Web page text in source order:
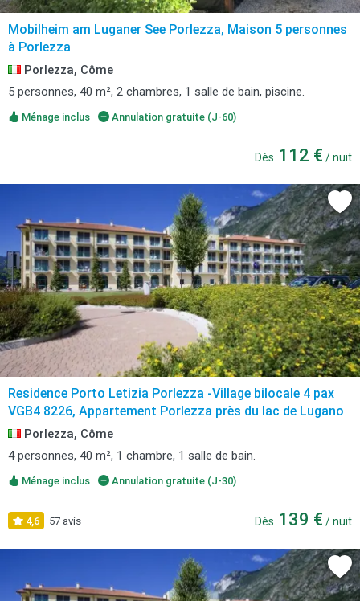
Mobilheim am Luganer See Porlezza, Maison 5 personnes
à Porlezza
Porlezza, Côme
5 personnes, 40 m², 2 chambres, 1 salle de bain, piscine.
Ménage inclus Annulation gratuite (J-60)
Dès 112 € / nuit
Residence Porto Letizia Porlezza -Village bilocale 4 pax
VGB4 8226, Appartement Porlezza près du lac de Lugano
Porlezza, Côme
4 personnes, 40 m², 1 chambre, 1 salle de bain.
Ménage inclus Annulation gratuite (J-30)
4,6 57 avis Dès 139 € / nuit